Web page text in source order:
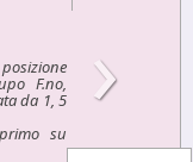
F.no,
da 1, 5
su
›